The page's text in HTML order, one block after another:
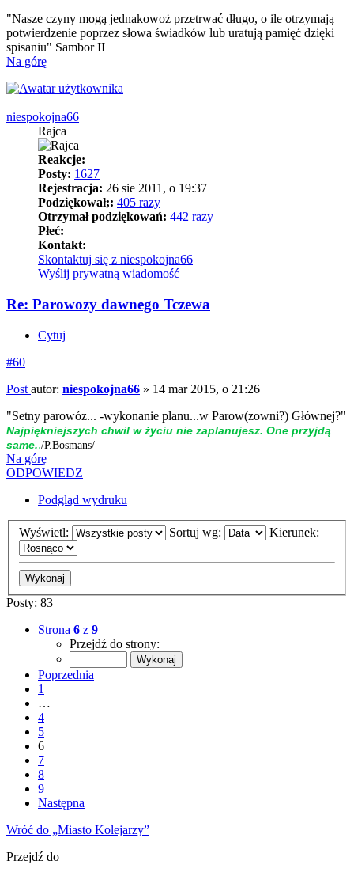
"Nasze czyny mogą jednakowoż przetrwać długo, o ile otrzymają
potwierdzenie poprzez słowa świadków lub uratują pamięć dzięki
spisaniu" Sambor II
Na górę
niespokojna66
Rajca
Reakcje:
Posty: 1627
Rejestracja: 26 sie 2011, o 19:37
Podziękował;: 405 razy
Otrzymał podziękowań: 442 razy
Płeć:
Kontakt:
Skontaktuj się z niespokojna66
Wyślij prywatną wiadomość
Re: Parowozy dawnego Tczewa
Cytuj
#60
Post autor: niespokojna66 » 14 mar 2015, o 21:26
"Setny parowóz... -wykonanie planu...w Parow(zowni?) Głównej?"
Naj­piękniej­szych chwil w życiu nie zap­la­nujesz. One przyjdą
same../P.Bosmans/
Na górę
ODPOWIEDZ
Podgląd wydruku
Wyświetl: Sortuj wg: Kierunek:
Posty: 83
Strona 6 z 9
Przejdź do strony:
Poprzednia
1
…
4
5
6
7
8
9
Następna
Wróć do „Miasto Kolejarzy”
Przejdź do